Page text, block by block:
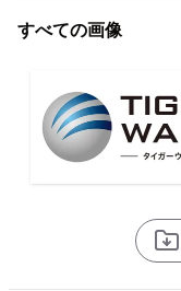
すべての画像